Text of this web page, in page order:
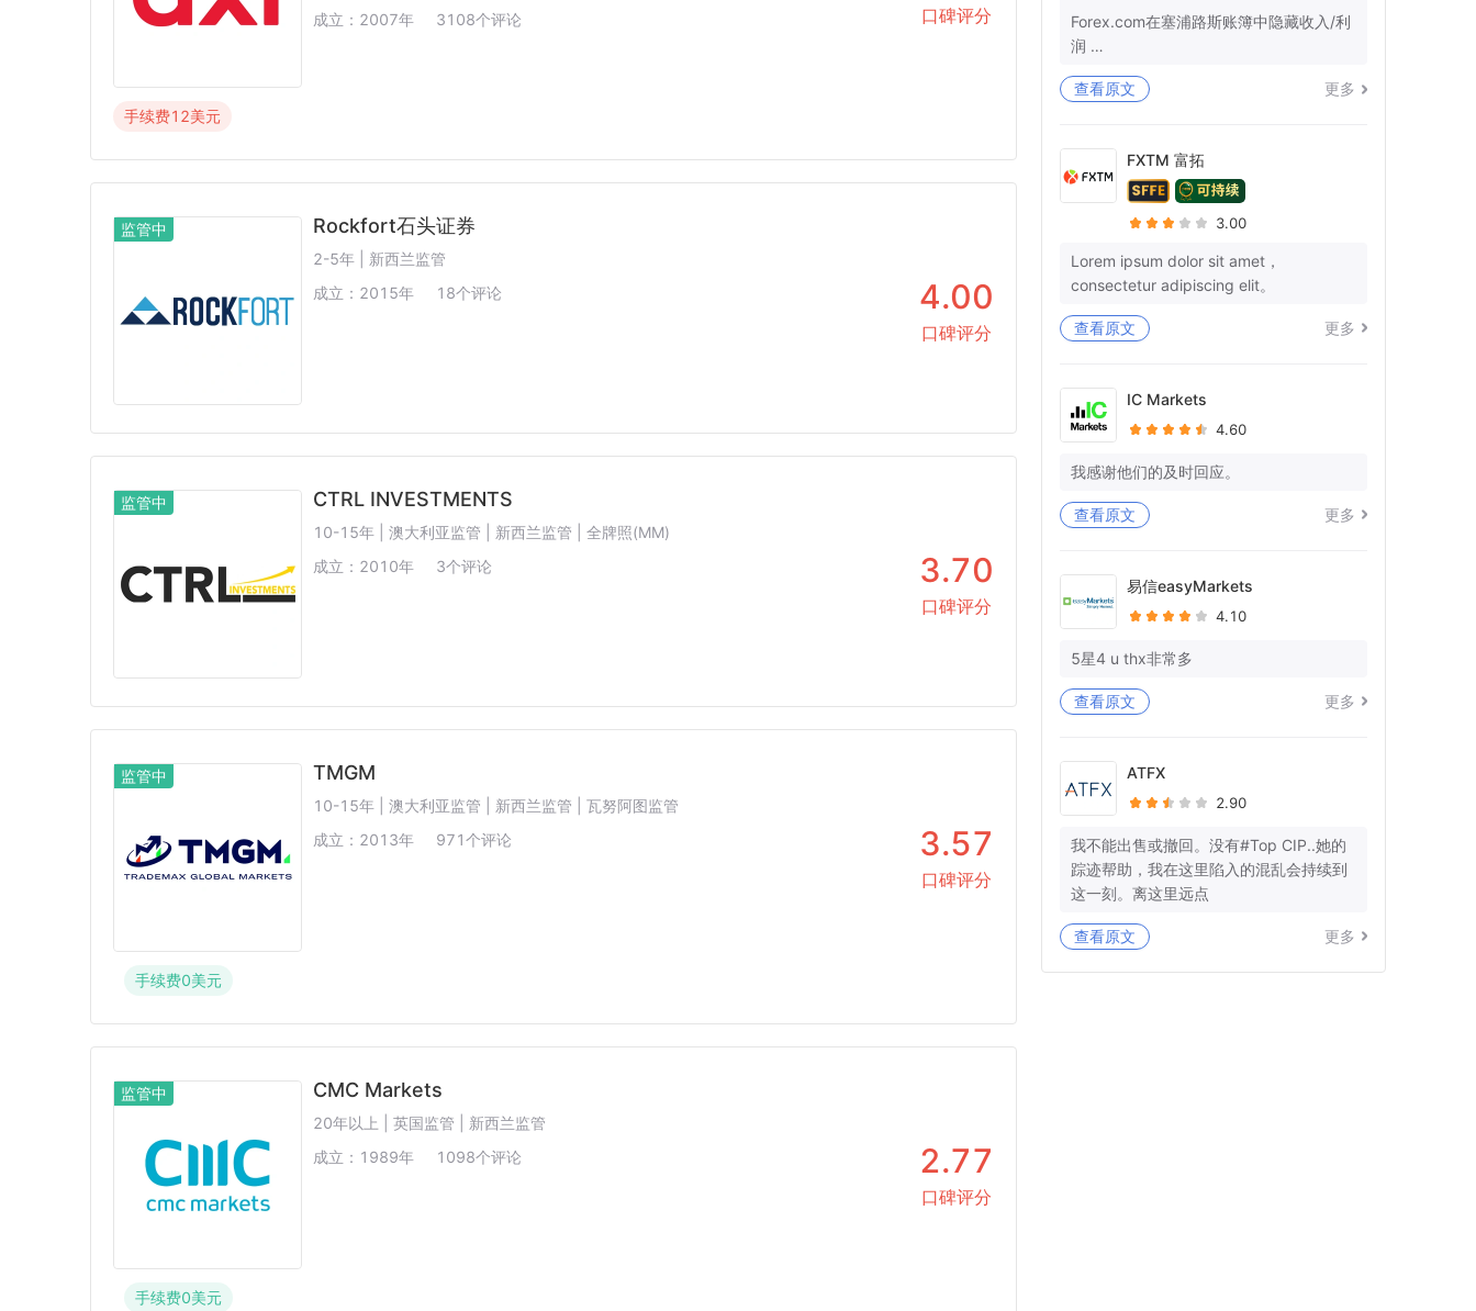
成立： 2007年 3108个评论 口碑评分
手续费12美元
监管中 Rockfort石头证券
2-5年 | 新西兰监管
成立： 2015年 18个评论 4.00
口碑评分
监管中 CTRL INVESTMENTS
10-15年 | 澳大利亚监管 | 新西兰监管 | 全牌照(MM)
成立： 2010年 3个评论 3.70
口碑评分
监管中 TMGM
10-15年 | 澳大利亚监管 | 新西兰监管 | 瓦努阿图监管
成立： 2013年 971个评论 3.57
口碑评分
手续费0美元
监管中 CMC Markets
20年以上 | 英国监管 | 新西兰监管
成立： 1989年 1098个评论 2.77
口碑评分
手续费0美元
Forex.com在塞浦路斯账簿中隐藏收入/利
润
+监管机构确保那里的管辖权。
-欧盟：第25条
我有10多个参考号码，而不是我的钱。你
3月29日，我们就退款清关和结束所有后
续行动达成了明确的协议。
户中什么都没有处理。
你又在愚弄我，在拖延时间。
重！！
我仍在等待我的WISE账户中23K+EU的全
还被告知提供宝洁L的对账单，因为您的单
方面账户关闭，也无法访问这些对账单。
阿比谢克
查看原文 更多
FXTM 富拓
3.00
Lorem ipsum dolor sit amet，
consectetur adipiscing elit。
查看原文 更多
IC Markets
4.60
我感谢他们的及时回应。
查看原文 更多
易信easyMarkets
4.10
5星4 u thx非常多
查看原文 更多
ATFX
2.90
我不能出售或撤回。没有#Top CIP..她的
踪迹帮助，我在这里陷入的混乱会持续到
这一刻。离这里远点
查看原文 更多